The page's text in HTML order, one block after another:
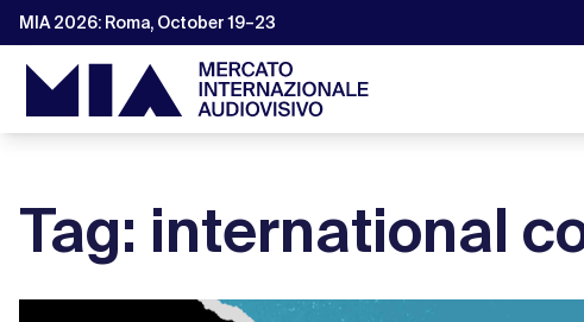
MIA 2026: Roma, October 19–23
Tag: international